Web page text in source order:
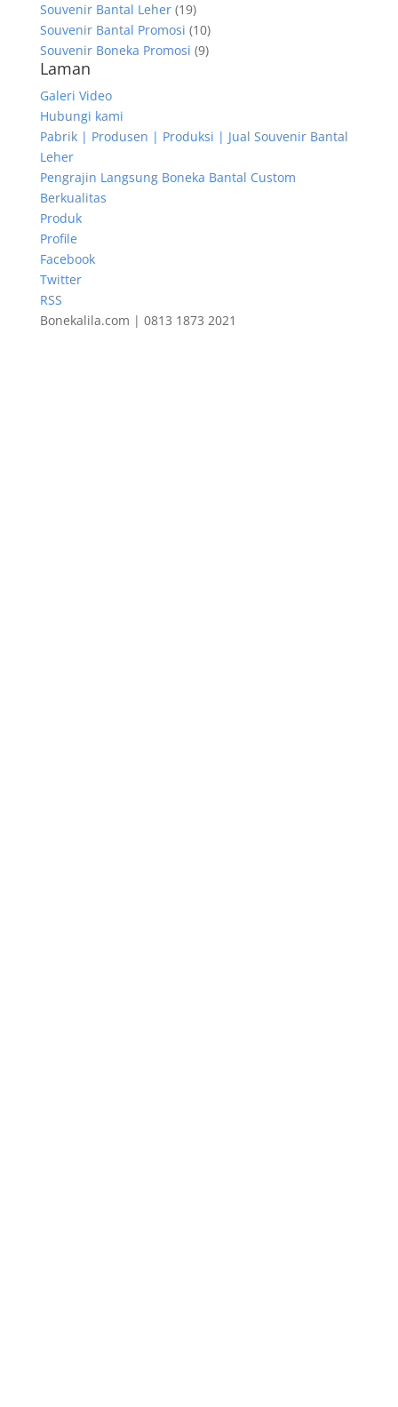
Souvenir Bantal Leher(19)
Souvenir Bantal Promosi (10)
Souvenir Boneka Promosi (9)
Laman
Galeri Video
Hubungi kami
Pabrik | Produsen | Produksi | Jual Souvenir Bantal
Leher
Pengrajin Langsung Boneka Bantal Custom
Berkualitas
Produk
Profile
Facebook
Twitter
RSS
Bonekalila.com | 0813 1873 2021